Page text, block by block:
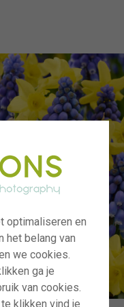
optimaliseren en
het belang van
we cookies.
ga je
van cookies.
klikken vind je